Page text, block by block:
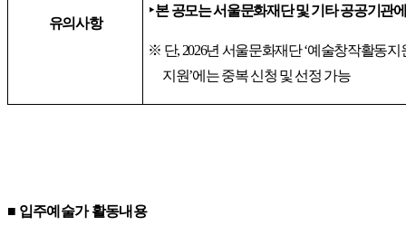
유의사항
‣본 공모는 서울문화재단 및 기타 공공기관
※ 단, 2026년 서울문화재단‘예술창작활동지
지원’에는 중복 신청 및 선정 가능
■ 입주예술가 활동내용